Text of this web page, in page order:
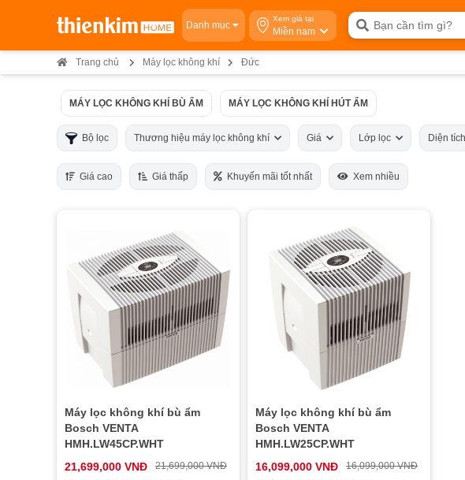
Danh mục
Xem giá tại
Miền nam
Trang chủ Máy lọc không khí Đức
MÁY LỌC KHÔNG KHÍ BÙ ẨM MÁY LỌC KHÔNG KHÍ HÚT ẨM
Bộ lọc Thương hiệu máy lọc không khí Giá Lớp lọc Diện
Giá cao Giá thấp Khuyến mãi tốt nhất Xem nhiều
Máy lọc không khí bù ẩm
Bosch VENTA
HMH.LW45CP.WHT
21,699,000 VNĐ
21,699,000 VNĐ
Máy lọc không khí bù ẩm
Bosch VENTA
HMH.LW25CP.WHT
16,099,000 VNĐ
16,099,000 VNĐ